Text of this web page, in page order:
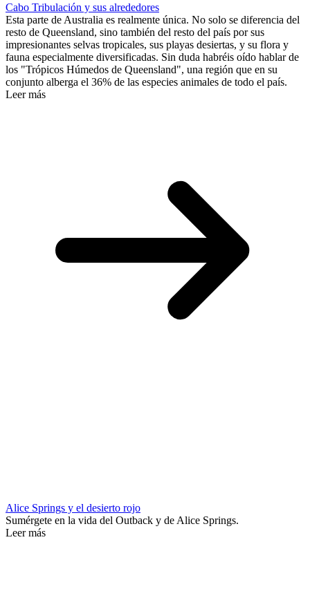
Cabo Tribulación y sus alrededores
Esta parte de Australia es realmente única. No solo se diferencia del
resto de Queensland, sino también del resto del país por sus
impresionantes selvas tropicales, sus playas desiertas, y su flora y
fauna especialmente diversificadas. Sin duda habréis oído hablar de
los "Trópicos Húmedos de Queensland", una región que en su
conjunto alberga el 36% de las especies animales de todo el país.
Leer más
Alice Springs y el desierto rojo
Sumérgete en la vida del Outback y de Alice Springs.
Leer más